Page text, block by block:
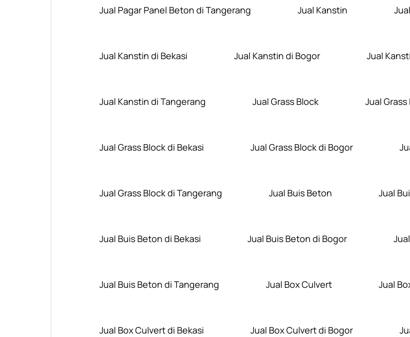
Jual Pagar Panel Beton di Tangerang Jual Kanstin
Jual Kanstin di Bekasi Jual Kanstin di Bogor Jual
Jual Kanstin di Tangerang Jual Grass Block Jual
Jual Grass Block di Bekasi Jual Grass Block di Bogor
Jual Grass Block di Tangerang Jual Buis Beton Jual
Jual Buis Beton di Bekasi Jual Buis Beton di Bogor
Jual Buis Beton di Tangerang Jual Box Culvert Jual
Jual Box Culvert di Bekasi Jual Box Culvert di Bogor